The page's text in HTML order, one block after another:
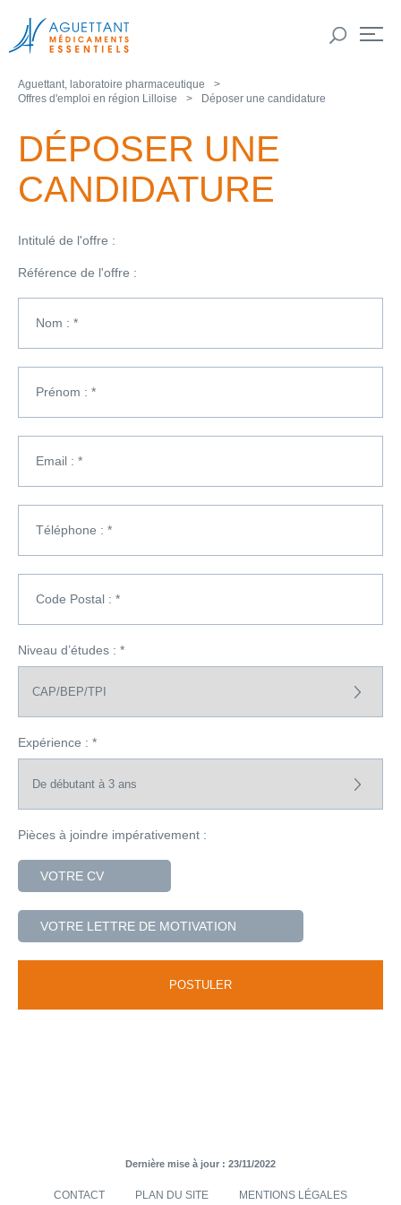
Aguettant, laboratoire pharmaceutique
Offres d'emploi en région Lilloise
Déposer une candidature
DÉPOSER UNE
CANDIDATURE
Intitulé de l'offre :
Référence de l'offre :
Nom : *
Prénom : *
Email : *
Téléphone : *
Code Postal : *
Niveau d’études : *
Expérience : *
Pièces à joindre impérativement :
VOTRE CV
VOTRE LETTRE DE MOTIVATION
Dernière mise à jour : 23/11/2022
CONTACT PLAN DU SITE MENTIONS LÉGALES